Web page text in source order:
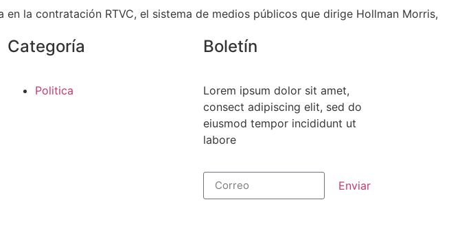
la contratación RTVC, el sistema de medios públicos que dirige Hollman Morris,
Categoría
Politica
Boletín
Lorem ipsum dolor sit amet,
consect adipiscing elit, sed do
eiusmod tempor incididunt ut
labore
Enviar